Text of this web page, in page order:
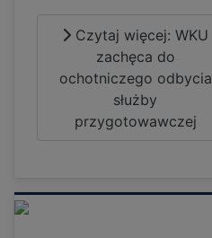
Czytaj więcej: WKU
zachęca do
ochotniczego odbycia
służby
przygotowawczej